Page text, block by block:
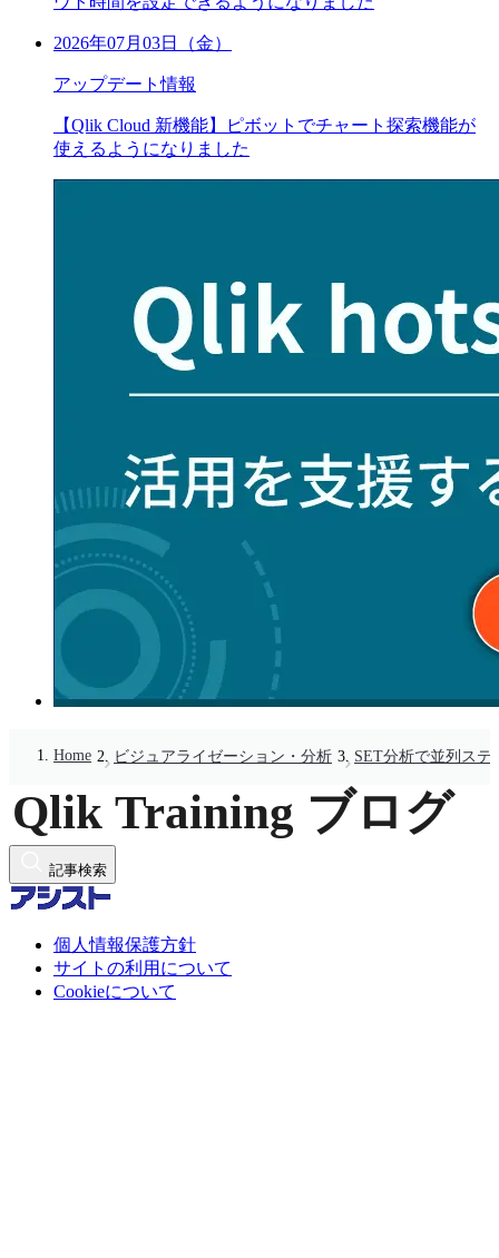
2026年07月03日（金）
アップデート情報
【Qlik Cloud 新機能】ピボットでチャート探索機能が
使えるようになりました
Home ビジュアライゼーション・分析 SET分析で並列ス
記事検索
個人情報保護方針
サイトの利用について
Cookieについて